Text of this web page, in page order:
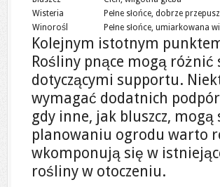
Wisteria
Pełne słońce, dobrze
Winorośl
Pełne słońce, umiarkowana
Kolejnym istotnym
Rośliny pnące mogą
dotyczącymi supportu.
wymagać dodatnich
gdy inne, jak bluszcz,
planowaniu ogrodu warto
wkomponują się w
rośliny w otoczeniu.